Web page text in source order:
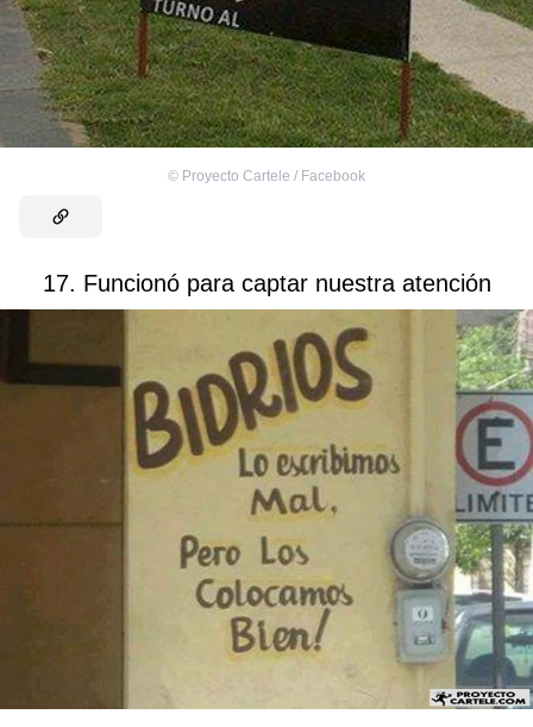
© Proyecto Cartele / Facebook
17. Funcionó para captar nuestra atención